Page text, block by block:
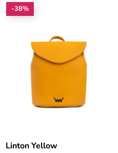
-38%
Linton Yellow